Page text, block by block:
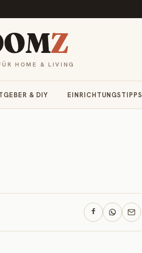
Z
HOME & LIVING
& DIY EINRICHTUNGSTIPPS